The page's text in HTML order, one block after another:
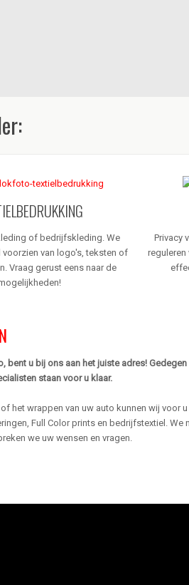
of bedrijfskleding. We
voorzien van logo's, teksten of
Vraag gerust eens naar de
Privacy
reguleren
bent u bij ons aan het juiste adres!
staan voor u klaar.
het wrappen van uw auto kunnen wij voor
Full Color prints en bedrijfstextiel.
we uw wensen en vragen.